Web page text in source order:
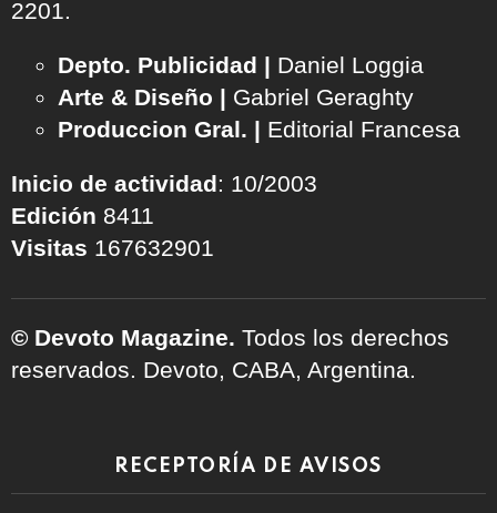
2201.
Depto. Publicidad | Daniel Loggia
Arte & Diseño | Gabriel Geraghty
Produccion Gral. | Editorial Francesa
Inicio de actividad: 10/2003
Edición 8411
Visitas 167632901
© Devoto Magazine. Todos los derechos
reservados. Devoto, CABA, Argentina.
RECEPTORÍA DE AVISOS